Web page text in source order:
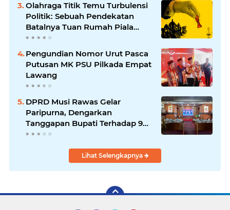
Olahraga Titik Temu Turbulensi
Politik: Sebuah Pendekatan
Batalnya Tuan Rumah Piala
Dunia U-20
Pengundian Nomor Urut Pasca
Putusan MK PSU Pilkada Empat
Lawang
DPRD Musi Rawas Gelar
Paripurna, Dengarkan
Tanggapan Bupati Terhadap 9
Raperda Inisiatif
Lihat Selengkapnya